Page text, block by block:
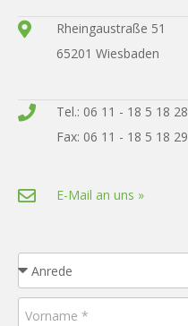
Rheingaustraße 51
65201 Wiesbaden
Tel.: 06 11 - 18 5 18 28
Fax: 06 11 - 18 5 18 29
E-Mail an uns »